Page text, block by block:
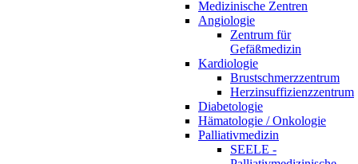
Medizinische Zentren
Angiologie
Zentrum für
Gefäßmedizin
Kardiologie
Brustschmerzzentrum
Herzinsuffizienzzentrum
Diabetologie
Hämatologie / Onkologie
Palliativmedizin
SEELE -